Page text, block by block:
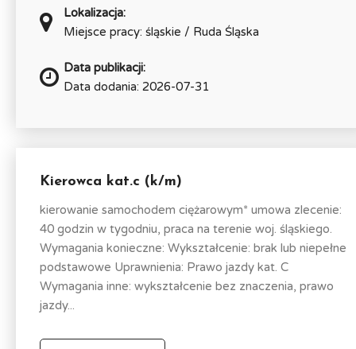
Lokalizacja:
Miejsce pracy: śląskie / Ruda Śląska
Data publikacji:
Data dodania: 2026-07-31
Kierowca kat.c (k/m)
kierowanie samochodem ciężarowym* umowa zlecenie:
40 godzin w tygodniu, praca na terenie woj. śląskiego.
Wymagania konieczne: Wykształcenie: brak lub niepełne
podstawowe Uprawnienia: Prawo jazdy kat. C
Wymagania inne: wykształcenie bez znaczenia, prawo
jazdy...